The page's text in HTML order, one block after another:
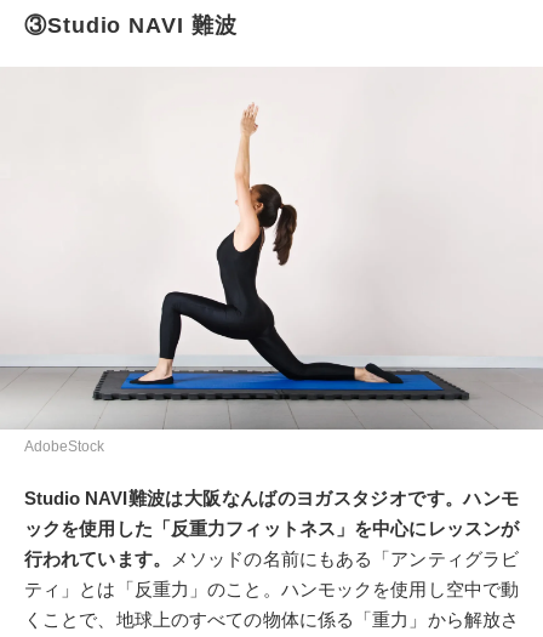
③Studio NAVI 難波
AdobeStock
Studio NAVI難波は大阪なんばのヨガスタジオです。ハンモ
ックを使用した「反重力フィットネス」を中心にレッスンが
行われています。
メソッドの名前にもある「アンティグラビ
ティ」とは「反重力」のこと。ハンモックを使用し空中で動
くことで、地球上のすべての物体に係る「重力」から解放さ